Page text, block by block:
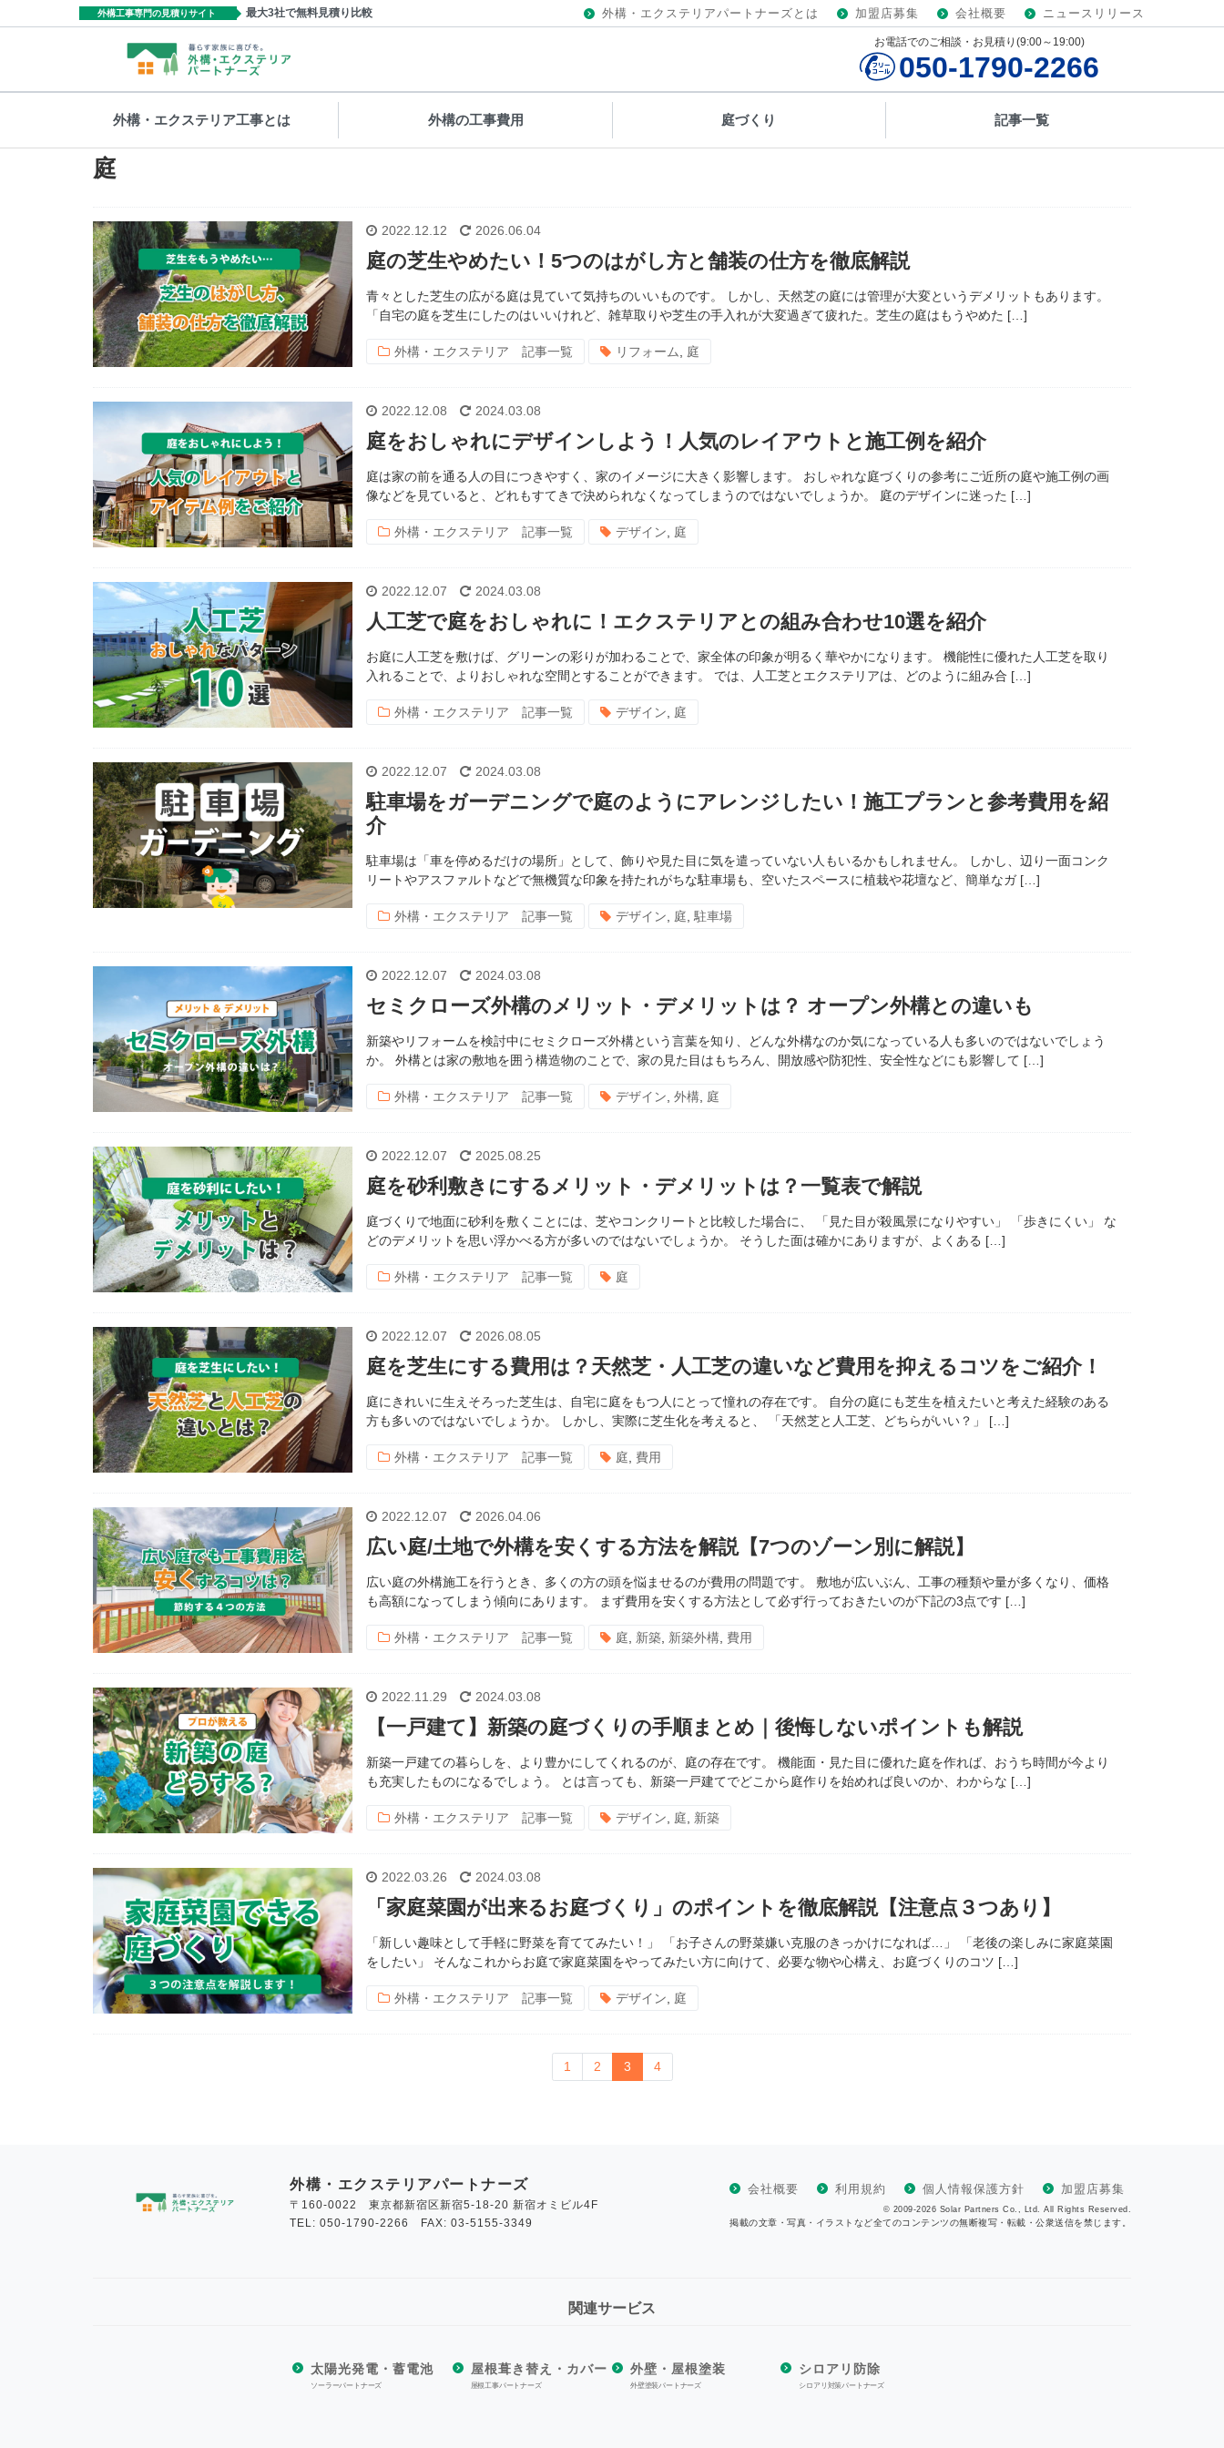
外構工事専門の見積りサイト 最大3社で無料見積り比較 外構・エクステリアパートナーズとは 加盟店募集 会社概要 ニュースリリース
お電話でのご相談・お見積り(9:00～19:00)
050-1790-2266
外構・エクステリア工事とは 外構の工事費用 庭づくり 記事一覧
庭
2022.12.12 2026.06.04
庭の芝生やめたい！5つのはがし方と舗装の仕方を徹底解説
青々とした芝生の広がる庭は見ていて気持ちのいいものです。 しかし、天然芝の庭には管理が大変というデメリットもあります。
「自宅の庭を芝生にしたのはいいけれど、雑草取りや芝生の手入れが大変過ぎて疲れた。芝生の庭はもうやめた […]
外構・エクステリア 記事一覧 リフォーム 庭
2022.12.08 2024.03.08
庭をおしゃれにデザインしよう！人気のレイアウトと施工例を紹介
庭は家の前を通る人の目につきやすく、家のイメージに大きく影響します。 おしゃれな庭づくりの参考にご近所の庭や施工例の画
像などを見ていると、どれもすてきで決められなくなってしまうのではないでしょうか。 庭のデザインに迷った […]
外構・エクステリア 記事一覧 デザイン 庭
2022.12.07 2024.03.08
人工芝で庭をおしゃれに！エクステリアとの組み合わせ10選を紹介
お庭に人工芝を敷けば、グリーンの彩りが加わることで、家全体の印象が明るく華やかになります。 機能性に優れた人工芝を取り
入れることで、よりおしゃれな空間とすることができます。 では、人工芝とエクステリアは、どのように組み合 […]
外構・エクステリア 記事一覧 デザイン 庭
2022.12.07 2024.03.08
駐車場をガーデニングで庭のようにアレンジしたい！施工プランと参考費用を紹
介
駐車場は「車を停めるだけの場所」として、飾りや見た目に気を遣っていない人もいるかもしれません。 しかし、辺り一面コンク
リートやアスファルトなどで無機質な印象を持たれがちな駐車場も、空いたスペースに植栽や花壇など、簡単なガ […]
外構・エクステリア 記事一覧 デザイン 庭 駐車場
2022.12.07 2024.03.08
セミクローズ外構のメリット・デメリットは？ オープン外構との違いも
新築やリフォームを検討中にセミクローズ外構という言葉を知り、どんな外構なのか気になっている人も多いのではないでしょう
か。 外構とは家の敷地を囲う構造物のことで、家の見た目はもちろん、開放感や防犯性、安全性などにも影響して […]
外構・エクステリア 記事一覧 デザイン 外構 庭
2022.12.07 2025.08.25
庭を砂利敷きにするメリット・デメリットは？一覧表で解説
庭づくりで地面に砂利を敷くことには、芝やコンクリートと比較した場合に、 「見た目が殺風景になりやすい」 「歩きにくい」 な
どのデメリットを思い浮かべる方が多いのではないでしょうか。 そうした面は確かにありますが、よくある […]
外構・エクステリア 記事一覧 庭
2022.12.07 2026.08.05
庭を芝生にする費用は？天然芝・人工芝の違いなど費用を抑えるコツをご紹介！
庭にきれいに生えそろった芝生は、自宅に庭をもつ人にとって憧れの存在です。 自分の庭にも芝生を植えたいと考えた経験のある
方も多いのではないでしょうか。 しかし、実際に芝生化を考えると、 「天然芝と人工芝、どちらがいい？」 […]
外構・エクステリア 記事一覧 庭 費用
2022.12.07 2026.04.06
広い庭/土地で外構を安くする方法を解説【7つのゾーン別に解説】
広い庭の外構施工を行うとき、多くの方の頭を悩ませるのが費用の問題です。 敷地が広いぶん、工事の種類や量が多くなり、価格
も高額になってしまう傾向にあります。 まず費用を安くする方法として必ず行っておきたいのが下記の3点です […]
外構・エクステリア 記事一覧 庭 新築 新築外構 費用
2022.11.29 2024.03.08
【一戸建て】新築の庭づくりの手順まとめ｜後悔しないポイントも解説
新築一戸建ての暮らしを、より豊かにしてくれるのが、庭の存在です。 機能面・見た目に優れた庭を作れば、おうち時間が今より
も充実したものになるでしょう。 とは言っても、新築一戸建てでどこから庭作りを始めれば良いのか、わからな […]
外構・エクステリア 記事一覧 デザイン 庭 新築
2022.03.26 2024.03.08
「家庭菜園が出来るお庭づくり」のポイントを徹底解説【注意点３つあり】
「新しい趣味として手軽に野菜を育ててみたい！」 「お子さんの野菜嫌い克服のきっかけになれば…」 「老後の楽しみに家庭菜園
をしたい」 そんなこれからお庭で家庭菜園をやってみたい方に向けて、必要な物や心構え、お庭づくりのコツ […]
外構・エクステリア 記事一覧 デザイン 庭
1 2 3 4
外構・エクステリアパートナーズ
〒160-0022 東京都新宿区新宿5-18-20 新宿オミビル4F
TEL: 050-1790-2266 FAX: 03-5155-3349
会社概要 利用規約 個人情報保護方針 加盟店募集
© 2009-2026 Solar Partners Co., Ltd. All Rights Reserved.
掲載の文章・写真・イラストなど全てのコンテンツの無断複写・転載・公衆送信を禁じます。
関連サービス
太陽光発電・蓄電池
ソーラーパートナーズ
屋根葺き替え・カバー
屋根工事パートナーズ
外壁・屋根塗装
外壁塗装パートナーズ
シロアリ防除
シロアリ対策パートナーズ